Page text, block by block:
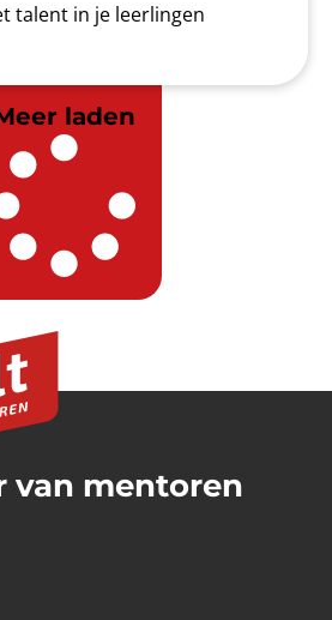
talent in je leerlingen
laden
van mentoren